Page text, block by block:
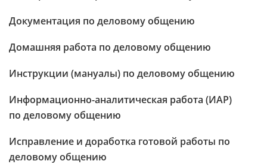
Документация по деловому общению
Домашняя работа по деловому общению
Инструкции (мануалы) по деловому общению
Информационно-аналитическая работа (ИАР)
по деловому общению
Исправление и доработка готовой работы по
деловому общению